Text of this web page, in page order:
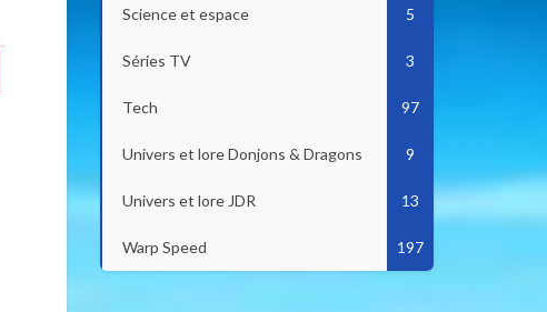
Science et espace 5
Séries TV 3
Tech 97
Univers et lore Donjons & Dragons 9
Univers et lore JDR 13
Warp Speed 197